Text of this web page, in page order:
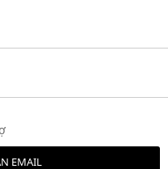
EMAIL